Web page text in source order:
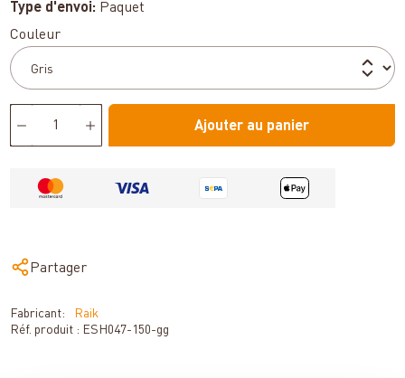
Type d'envoi: Paquet
Sélectionnez
Couleur
Ajouter au panier
Partager
Fabricant:
Raik
Réf. produit : ESH047-150-gg